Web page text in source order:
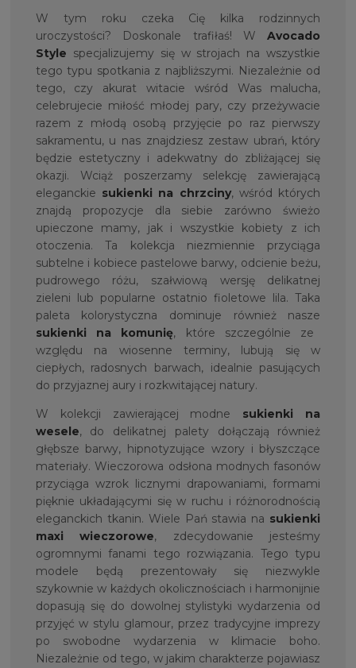
W tym roku czeka Cię kilka rodzinnych
uroczystości? Doskonale trafiłaś! WAvocado
Style specjalizujemy się w strojach na wszystkie
tego typu spotkania z najbliższymi. Niezależnie od
tego, czy akurat witacie wśród Was malucha,
celebrujecie miłość młodej pary, czy przeżywacie
razem z młodą osobą przyjęcie po raz pierwszy
sakramentu, u nas znajdziesz zestaw ubrań, który
będzie estetyczny i adekwatny do zbliżającej się
okazji. Wciąż poszerzamy selekcję zawierającą
eleganckie sukienki na chrzciny, wśród których
znajdą propozycje dla siebie zarówno świeżo
upieczone mamy, jak i wszystkie kobiety z ich
otoczenia. Ta kolekcja niezmiennie przyciąga
subtelne i kobiece pastelowe barwy, odcienie beżu,
pudrowego różu, szałwiową wersję delikatnej
zieleni lub popularne ostatnio fioletowe lila. Taka
paleta kolorystyczna dominuje również nasze
sukienki na komunię, które szczególnie ze
względu na wiosenne terminy, lubują się w
ciepłych, radosnych barwach, idealnie pasujących
do przyjaznej aury i rozkwitającej natury.
W kolekcji zawierającej modne sukienki na
wesele, do delikatnej palety dołączają również
głębsze barwy, hipnotyzujące wzory i błyszczące
materiały. Wieczorowa odsłona modnych fasonów
przyciąga wzrok licznymi drapowaniami, formami
pięknie układającymi się w ruchu i różnorodnością
eleganckich tkanin. Wiele Pań stawia na sukienki
maxi wieczorowe, zdecydowanie jesteśmy
ogromnymi fanami tego rozwiązania. Tego typu
modele będą prezentowały się niezwykle
szykownie w każdych okolicznościach i harmonijnie
dopasują się do dowolnej stylistyki wydarzenia od
przyjęć w stylu glamour, przez tradycyjne imprezy
po swobodne wydarzenia w klimacie boho.
Niezależnie od tego, w jakim charakterze pojawiasz